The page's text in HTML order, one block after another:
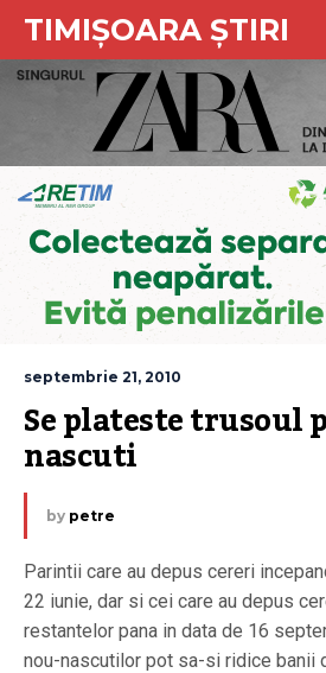
TIMIȘOARA ȘTIRI
septembrie 21, 2010
Se plateste trusoul
nascuti
by petre
Parintii care au depus cereri
22 iunie, dar si cei care au depus
restantelor pana in data de 16
nou-nascutilor pot sa-si ridice banii